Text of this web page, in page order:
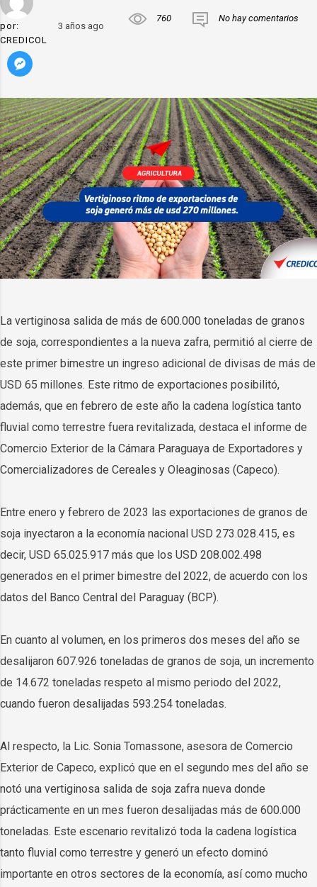
por:
CREDICOL
3 años ago
760 No hay comentarios
La vertiginosa salida de más de 600.000 toneladas de granos
de soja, correspondientes a la nueva zafra, permitió al cierre de
este primer bimestre un ingreso adicional de divisas de más de
USD 65 millones. Este ritmo de exportaciones posibilitó,
además, que en febrero de este año la cadena logística tanto
fluvial como terrestre fuera revitalizada, destaca el informe de
Comercio Exterior de la Cámara Paraguaya de Exportadores y
Comercializadores de Cereales y Oleaginosas (Capeco).
Entre enero y febrero de 2023 las exportaciones de granos de
soja inyectaron a la economía nacional USD 273.028.415, es
decir, USD 65.025.917 más que los USD 208.002.498
generados en el primer bimestre del 2022, de acuerdo con los
datos del Banco Central del Paraguay (BCP).
En cuanto al volumen, en los primeros dos meses del año se
desalijaron 607.926 toneladas de granos de soja, un incremento
de 14.672 toneladas respeto al mismo periodo del 2022,
cuando fueron desalijadas 593.254 toneladas.
Al respecto, la Lic. Sonia Tomassone, asesora de Comercio
Exterior de Capeco, explicó que en el segundo mes del año se
notó una vertiginosa salida de soja zafra nueva donde
prácticamente en un mes fueron desalijadas más de 600.000
toneladas. Este escenario revitalizó toda la cadena logística
tanto fluvial como terrestre y generó un efecto dominó
importante en otros sectores de la economía, así como mucho